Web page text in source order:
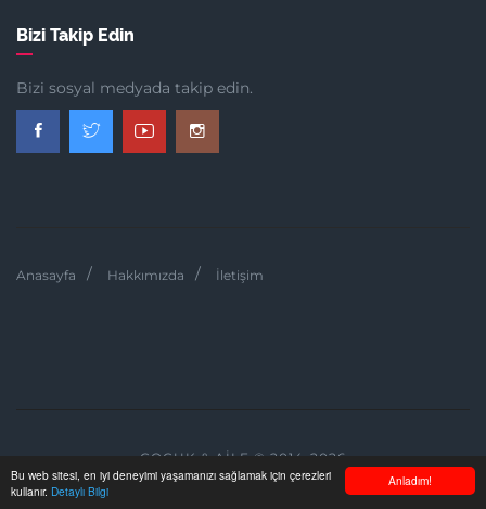
Anladım!
Bu web sitesi, en iyi deneyimi yaşamanızı sağlamak için çerezleri
kullanır. Detaylı Bilgi
Bizi Takip Edin
Bizi sosyal medyada takip edin.
Anasayfa Hakkımızda İletişim
ÇOCUK & AILE © 2014-2026